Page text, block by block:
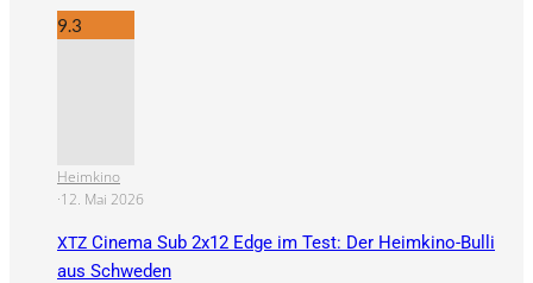
9.3
Heimkino
·12. Mai 2026
XTZ Cinema Sub 2x12 Edge im Test: Der Heimkino-Bulli
aus Schweden